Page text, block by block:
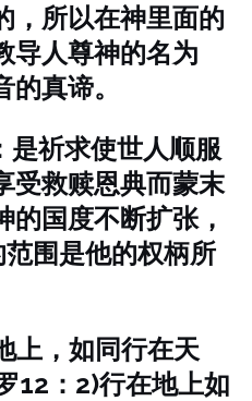
，所以在神里面的
导人尊神的名为
真谛。
是祈求使世人顺服
受救赎恩典而蒙末
国度不断扩张，
范围是他的权柄所
上，如同行在天
12：2)行在地上如